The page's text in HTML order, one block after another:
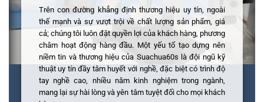
Trên con đường khẳng định thương hiệu uy tín, ngoài
thế mạnh và sự vượt trội về chất lượng sản phẩm, giá
cả; chúng tôi luôn đặt quyền lợi của khách hàng, phương
châm hoạt động hàng đầu. Một yếu tố tạo dựng nên
niềm tin và thương hiệu của Suachua60s là đội ngũ kỹ
thuật uy tín đầy tâm huyết với nghề, đặc biệt có trình độ
tay nghề cao, nhiều năm kinh nghiệm trong ngành,
mang lại sự hài lòng và yên tâm tuyệt đối cho mọi khách